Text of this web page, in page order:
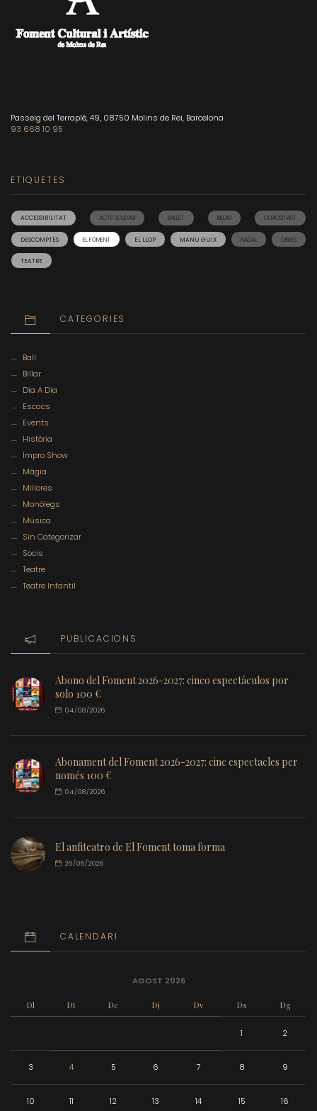
Passeig del Terraplè, 49, 08750 Molins de Rei, Barcelona
93 668 10 95
ETIQUETES
ACCESSIBILITAT ACTE SOLIDARI BALLET BILLAR CURIOSITAST
DESCOMPTES EL FOMENT EL LLOP MANU GUIX NADAL OBRES
TEATRE
CATEGORIES
Ball
Billar
Dia A Dia
Escacs
Events
Història
Impro Show
Màgia
Millores
Monòlegs
Música
Sin Categorizar
Socis
Teatre
Teatre Infantil
PUBLICACIONS
Abono del Foment 2026-2027: cinco espectáculos por
solo 100 €
04/08/2026
Abonament del Foment 2026-2027: cinc espectacles per
només 100 €
04/08/2026
El anfiteatro de El Foment toma forma
26/06/2026
CALENDARI
AGOST 2026
Dl Dt Dc Dj Dv Ds Dg
1 2
3 4 5 6 7 8 9
10 11 12 13 14 15 16